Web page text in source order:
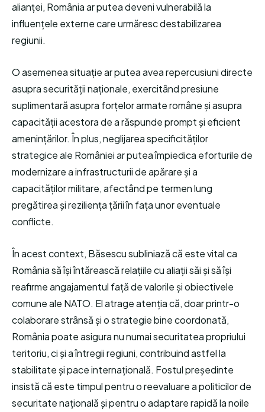
alianței, România ar putea deveni vulnerabilă la
influențele externe care urmăresc destabilizarea
regiunii.
O asemenea situație ar putea avea repercusiuni directe
asupra securității naționale, exercitând presiune
suplimentară asupra forțelor armate române și asupra
capacității acestora de a răspunde prompt și eficient
amenințărilor. În plus, neglijarea specificităților
strategice ale României ar putea împiedica eforturile de
modernizare a infrastructurii de apărare și a
capacităților militare, afectând pe termen lung
pregătirea și reziliența țării în fața unor eventuale
conflicte.
În acest context, Băsescu subliniază că este vital ca
România să își întărească relațiile cu aliații săi și să își
reafirme angajamentul față de valorile și obiectivele
comune ale NATO. El atrage atenția că, doar printr-o
colaborare strânsă și o strategie bine coordonată,
România poate asigura nu numai securitatea propriului
teritoriu, ci și a întregii regiuni, contribuind astfel la
stabilitate și pace internațională. Fostul președinte
insistă că este timpul pentru o reevaluare a politicilor de
securitate națională și pentru o adaptare rapidă la noile